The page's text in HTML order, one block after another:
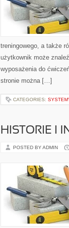
treningowego, a także
użytkownik może
wyposażenia do
stronie można […]
CATEGORIES:
HISTORIE I
POSTED BY ADMIN